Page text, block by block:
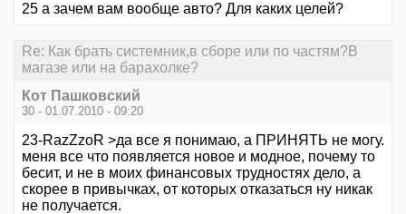
25 а зачем вам вообще авто? Для каких целей?
Re: Как брать системник,в сборе или по частям?В
магазе или на барахолке?
Кот Пашковский
30 - 01.07.2010 - 09:20
23-RazZzoR >да все я понимаю, а ПРИНЯТЬ не могу.
меня все что появляется новое и модное, почему то
бесит, и не в моих финансовых трудностях дело, а
скорее в привычках, от которых отказаться ну никак
не получается.